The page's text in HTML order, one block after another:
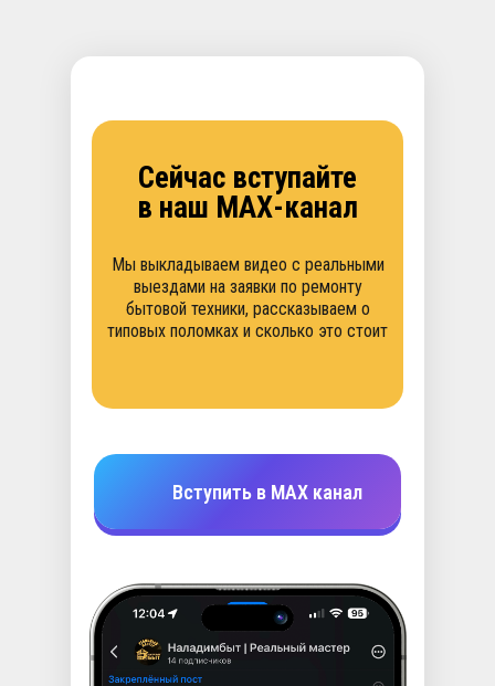
Мы выкладываем видео с реальными
выездами на заявки по ремонту
бытовой техники, рассказываем о
типовых поломках и сколько это стоит
Сейчас вступайте
в наш МАХ-канал
Вступить в МАХ канал